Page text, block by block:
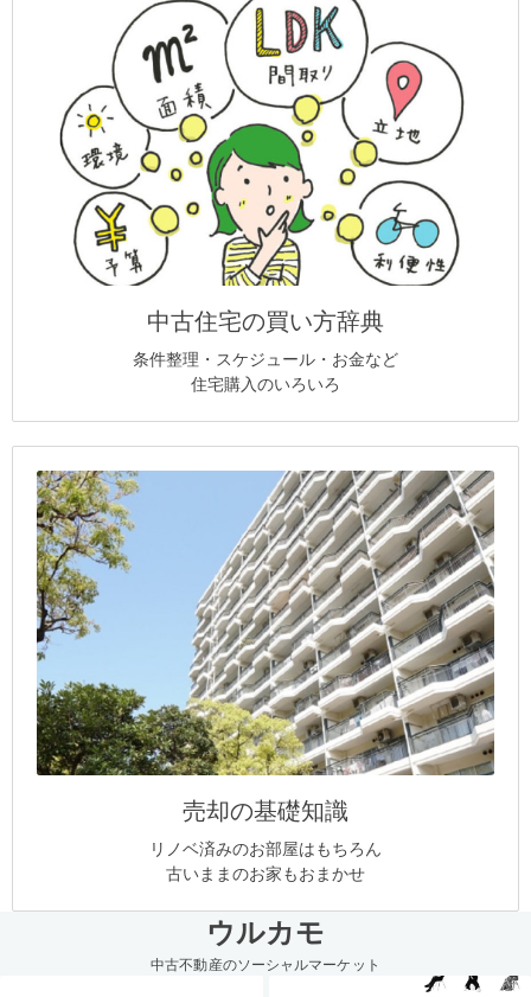
中古住宅の買い方辞典
条件整理・スケジュール・お金など
住宅購入のいろいろ
売却の基礎知識
リノベ済みのお部屋はもちろん
古いままのお家もおまかせ
ウルカモ
中古不動産のソーシャルマーケット